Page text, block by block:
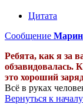
Цитата
Сообщение
Ребята, как я за
это хороший
Всё в руках
Вернуться к началу